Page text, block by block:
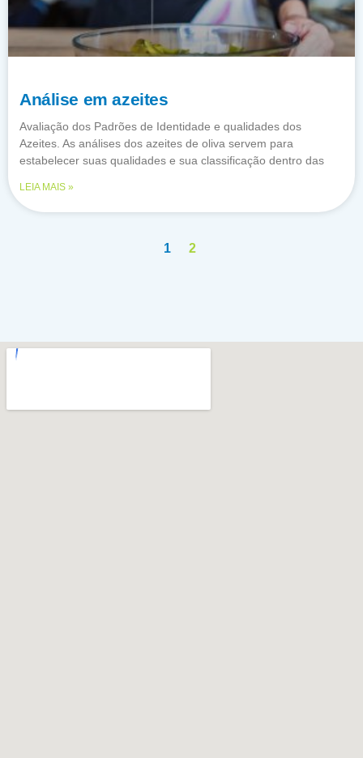
Análise em azeites
Avaliação dos Padrões de Identidade e qualidades dos
Azeites. As análises dos azeites de oliva servem para
estabelecer suas qualidades e sua classificação dentro das
LEIA MAIS »
1 2